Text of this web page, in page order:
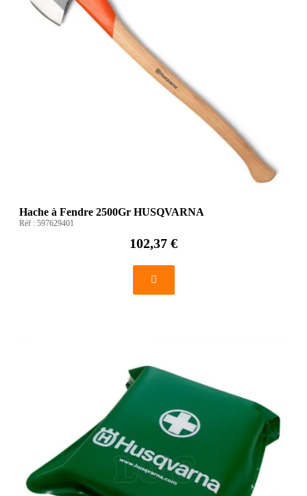
Hache à Fendre 2500Gr HUSQVARNA
Réf : 597629401
102,37 €